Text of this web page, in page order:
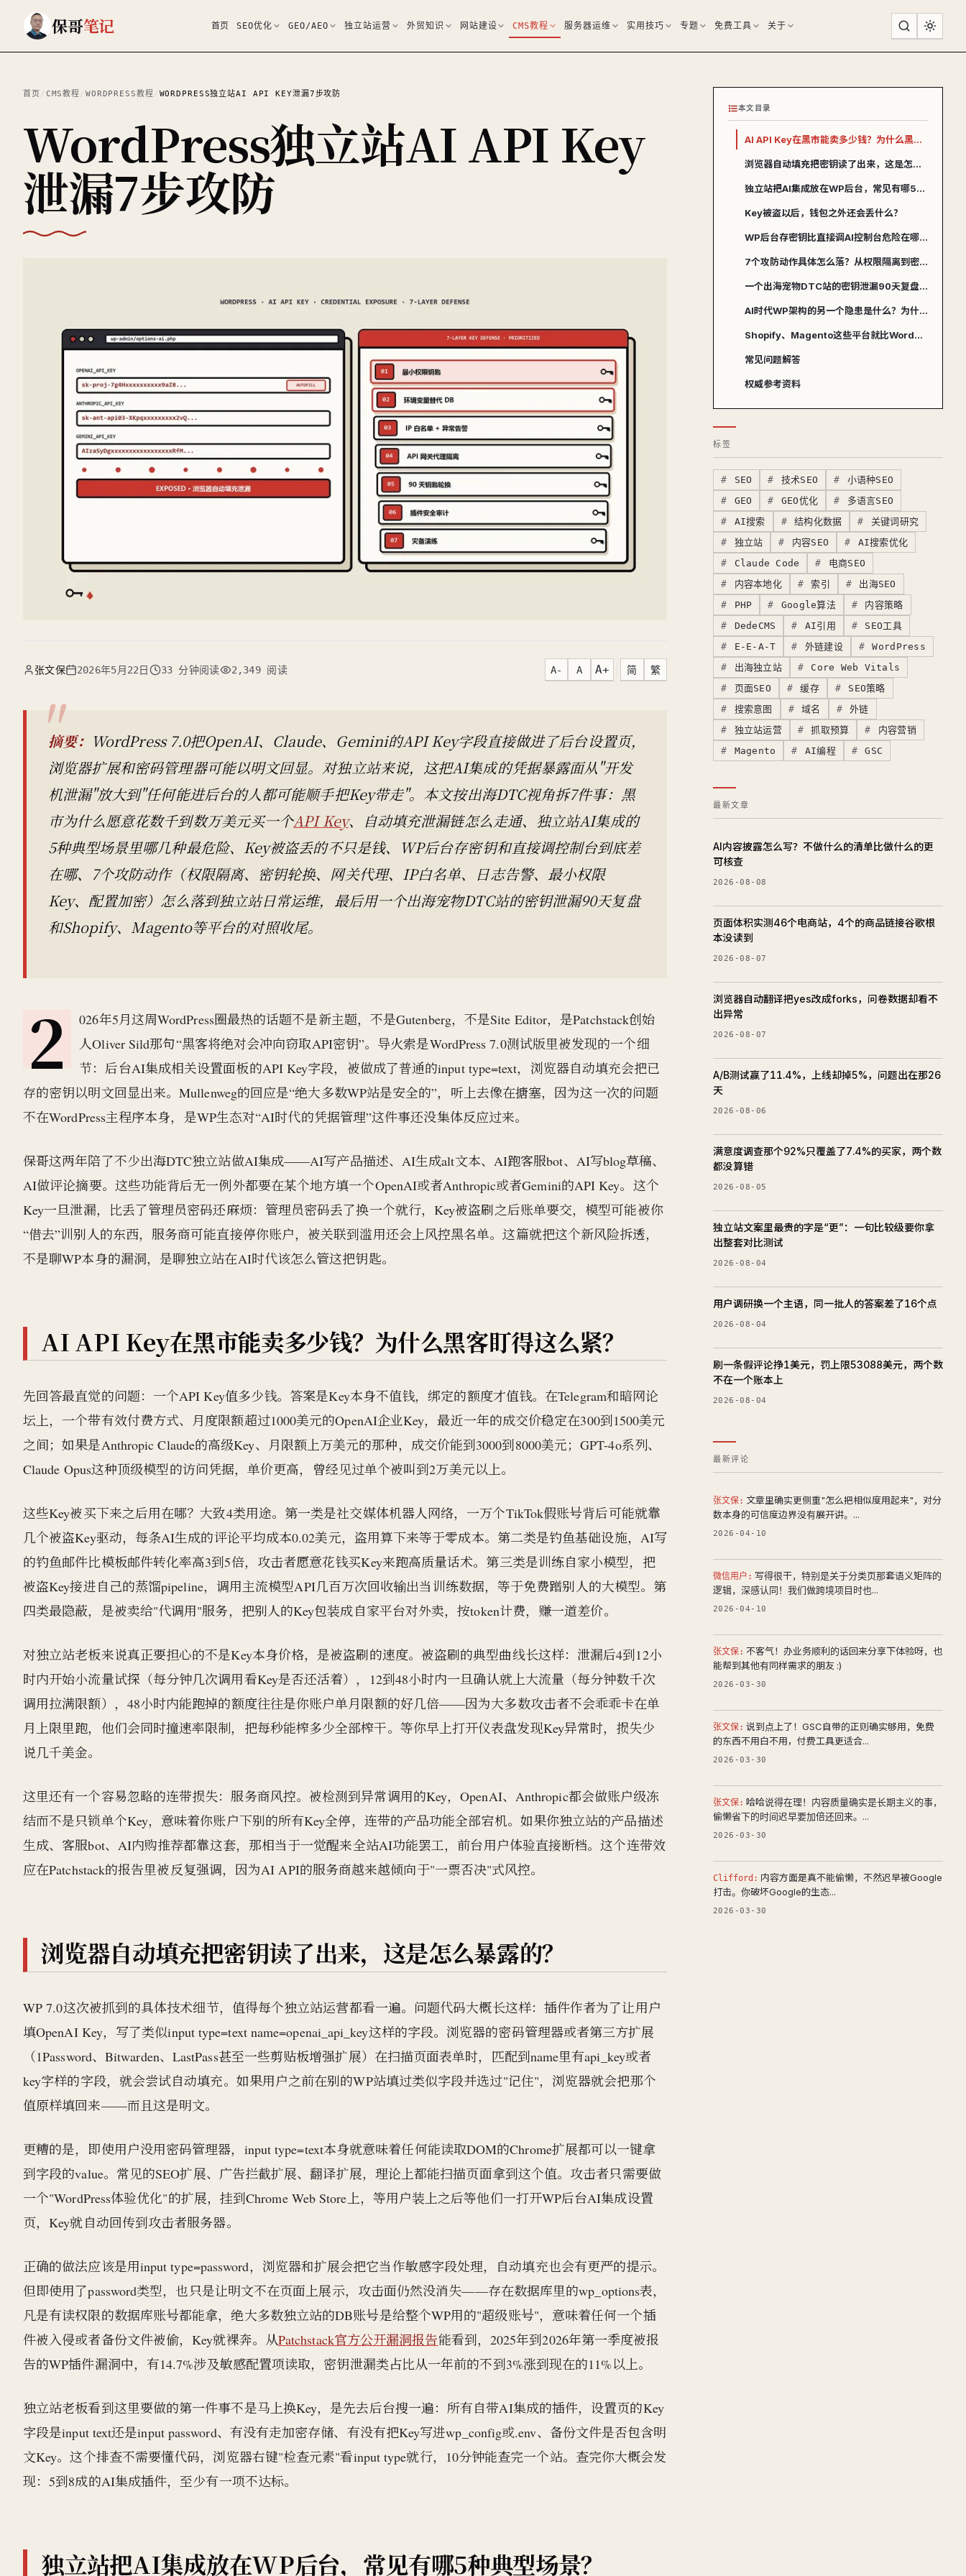
保哥笔记 首页 SEO优化 GEO/AEO 独立站运营 外贸知识 网站建设 CMS教程 服务器运维 实用技巧 专题 免费工具 关于
首页/ CMS教程/ WORDPRESS教程/ WORDPRESS独立站AI API KEY泄漏7步攻防
WordPress独立站AI API Key
泄漏7步攻防
张文保 2026年5月22日 33 分钟阅读 2,349 阅读 A- A A+ 简 繁
摘要： WordPress 7.0把OpenAI、Claude、Gemini的API Key字段直接做进了后台设置页，
浏览器扩展和密码管理器可能以明文回显。对独立站来说，这把AI集成的凭据暴露面从"开发
机泄漏"放大到"任何能进后台的人都可能顺手把Key带走"。本文按出海DTC视角拆7件事：黑
市为什么愿意花数千到数万美元买一个API Key、自动填充泄漏链怎么走通、独立站AI集成的
5种典型场景里哪几种最危险、Key被盗丢的不只是钱、WP后台存密钥和直接调控制台到底差
在哪、7个攻防动作（权限隔离、密钥轮换、网关代理、IP白名单、日志告警、最小权限
Key、配置加密）怎么落到独立站日常运维，最后用一个出海宠物DTC站的密钥泄漏90天复盘
和Shopify、Magento等平台的对照收尾。
2
026年5月这周WordPress圈最热的话题不是新主题，不是Gutenberg，不是Site Editor，是Patchstack创始
人Oliver Sild那句“黑客将绝对会冲向窃取API密钥”。导火索是WordPress 7.0测试版里被发现的一个细
节：后台AI集成相关设置面板的API Key字段，被做成了普通的input type=text，浏览器自动填充会把已
存的密钥以明文回显出来。Mullenweg的回应是“绝大多数WP站是安全的”，听上去像在搪塞，因为这一次的问题
不在WordPress主程序本身，是WP生态对“AI时代的凭据管理”这件事还没集体反应过来。
保哥这两年陪了不少出海DTC独立站做AI集成——AI写产品描述、AI生成alt文本、AI跑客服bot、AI写blog草稿、
AI做评论摘要。这些功能背后无一例外都要在某个地方填一个OpenAI或者Anthropic或者Gemini的API Key。这个
Key一旦泄漏，比丢了管理员密码还麻烦：管理员密码丢了换一个就行，Key被盗刷之后账单要交，模型可能被你
“借去”训别人的东西，服务商可能直接停你账户，被关联到滥用还会上风控黑名单。这篇就把这个新风险拆透，
不是聊WP本身的漏洞，是聊独立站在AI时代该怎么管这把钥匙。
AI API Key在黑市能卖多少钱？为什么黑客盯得这么紧？
先回答最直觉的问题：一个API Key值多少钱。答案是Key本身不值钱，绑定的额度才值钱。在Telegram和暗网论
坛上，一个带有效付费方式、月度限额超过1000美元的OpenAI企业Key，最近一年的成交价稳定在300到1500美元
之间；如果是Anthropic Claude的高级Key、月限额上万美元的那种，成交价能到3000到8000美元；GPT-4o系列、
Claude Opus这种顶级模型的访问凭据，单价更高，曾经见过单个被叫到2万美元以上。
这些Key被买下来之后用在哪？大致4类用途。第一类是社交媒体机器人网络，一万个TikTok假账号背后可能就靠
几个被盗Key驱动，每条AI生成的评论平均成本0.02美元，盗用算下来等于零成本。第二类是钓鱼基础设施，AI写
的钓鱼邮件比模板邮件转化率高3到5倍，攻击者愿意花钱买Key来跑高质量话术。第三类是训练自家小模型，把
被盗Key接进自己的蒸馏pipeline，调用主流模型API几百万次回收输出当训练数据，等于免费蹭别人的大模型。第
四类最隐蔽，是被卖给"代调用"服务，把别人的Key包装成自家平台对外卖，按token计费，赚一道差价。
对独立站老板来说真正要担心的不是Key本身价格，是被盗刷的速度。被盗刷的典型曲线长这样：泄漏后4到12小
时内开始小流量试探（每分钟几次调用看Key是否还活着），12到48小时内一旦确认就上大流量（每分钟数千次
调用拉满限额），48小时内能跑掉的额度往往是你账户单月限额的好几倍——因为大多数攻击者不会乖乖卡在单
月上限里跑，他们会同时撞速率限制，把每秒能榨多少全部榨干。等你早上打开仪表盘发现Key异常时，损失少
说几千美金。
这里还有一个容易忽略的连带损失：服务商风控。被检测到异常调用的Key，OpenAI、Anthropic都会做账户级冻
结而不是只锁单个Key，意味着你账户下别的所有Key全停，连带的产品功能全部宕机。如果你独立站的产品描述
生成、客服bot、AI内购推荐都靠这套，那相当于一觉醒来全站AI功能罢工，前台用户体验直接断档。这个连带效
应在Patchstack的报告里被反复强调，因为AI API的服务商越来越倾向于"一票否决"式风控。
浏览器自动填充把密钥读了出来，这是怎么暴露的？
WP 7.0这次被抓到的具体技术细节，值得每个独立站运营都看一遍。问题代码大概长这样：插件作者为了让用户
填OpenAI Key，写了类似input type=text name=openai_api_key这样的字段。浏览器的密码管理器或者第三方扩展
（1Password、Bitwarden、LastPass甚至一些剪贴板增强扩展）在扫描页面表单时，匹配到name里有api_key或者
key字样的字段，就会尝试自动填充。如果用户之前在别的WP站填过类似字段并选过"记住"，浏览器就会把那个
值原样填回来——而且这是明文。
更糟的是，即使用户没用密码管理器，input type=text本身就意味着任何能读取DOM的Chrome扩展都可以一键拿
到字段的value。常见的SEO扩展、广告拦截扩展、翻译扩展，理论上都能扫描页面拿到这个值。攻击者只需要做
一个"WordPress体验优化"的扩展，挂到Chrome Web Store上，等用户装上之后等他们一打开WP后台AI集成设置
页，Key就自动回传到攻击者服务器。
正确的做法应该是用input type=password，浏览器和扩展会把它当作敏感字段处理，自动填充也会有更严的提示。
但即使用了password类型，也只是让明文不在页面上展示，攻击面仍然没消失——存在数据库里的wp_options表，
凡是有读权限的数据库账号都能拿，绝大多数独立站的DB账号是给整个WP用的"超级账号"，意味着任何一个插
件被入侵或者备份文件被偷，Key就裸奔。从Patchstack官方公开漏洞报告能看到，2025年到2026年第一季度被报
告的WP插件漏洞中，有14.7%涉及敏感配置项读取，密钥泄漏类占比从一年前的不到3%涨到现在的11%以上。
独立站老板看到这里要做的第一件事不是马上换Key，是先去后台搜一遍：所有自带AI集成的插件，设置页的Key
字段是input text还是input password、有没有走加密存储、有没有把Key写进wp_config或.env、备份文件是否包含明
文Key。这个排查不需要懂代码，浏览器右键"检查元素"看input type就行，10分钟能查完一个站。查完你大概会发
现：5到8成的AI集成插件，至少有一项不达标。
独立站把AI集成放在WP后台，常见有哪5种典型场景？
本文目录
AI API Key在黑市能卖多少钱？为什么黑客盯得这么紧？
浏览器自动填充把密钥读了出来，这是怎么暴露的？
独立站把AI集成放在WP后台，常见有哪5种典型场景？
Key被盗以后，钱包之外还会丢什么？
WP后台存密钥比直接调AI控制台危险在哪？
7个攻防动作具体怎么落？从权限隔离到密钥轮换排个优先级
一个出海宠物DTC站的密钥泄漏90天复盘是怎么发生的？
AI时代WP架构的另一个隐患是什么？为什么插件供应链最危险？
Shopify、Magento这些平台就比WordPress安全吗？
常见问题解答
权威参考资料
标签
SEO 技术SEO
小语种SEO
GEO
GEO优化
多语言SEO
AI搜索
结构化数据
关键词研究
独立站
内容SEO
AI搜索优化
Claude Code
电商SEO
内容本地化
索引
出海SEO
PHP
Google算法
内容策略
DedeCMS
AI引用
SEO工具
E-E-A-T
外链建设
WordPress
出海独立站
Core Web Vitals
页面SEO
缓存
SEO策略
搜索意图
域名
外链
独立站运营
抓取预算
内容营销
Magento
AI编程 GSC
最新文章
AI内容披露怎么写？不做什么的清单比做什么的更
可核查
2026-08-08
页面体积实测46个电商站，4个的商品链接谷歌根
本没读到
2026-08-07
浏览器自动翻译把yes改成forks，问卷数据却看不
出异常
2026-08-07
A/B测试赢了11.4%，上线却掉5%，问题出在那26
天
2026-08-06
满意度调查那个92%只覆盖了7.4%的买家，两个数
都没算错
2026-08-05
独立站文案里最贵的字是“更”：一句比较级要你拿
出整套对比测试
2026-08-04
用户调研换一个主语，同一批人的答案差了16个点
2026-08-04
刷一条假评论挣1美元，罚上限53088美元，两个数
不在一个账本上
2026-08-04
最新评论
张文保:
数本身的可信度边界没有展开讲。...
2026-04-10
微信用户:
逻辑，深感认同！我们做跨境项目时也...
2026-04-10
张文保:
能帮到其他有同样需求的朋友 :)
2026-03-30
张文保:
的东西不用白不用，付费工具更适合...
2026-03-30
张文保:
偷懒省下的时间迟早要加倍还回来。...
2026-03-30
Clifford:
打击。你破坏Google的生态...
2026-03-30